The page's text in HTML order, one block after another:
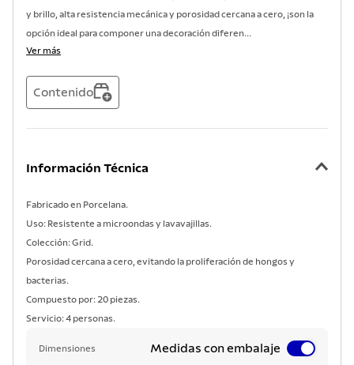
y brillo, alta resistencia mecánica y porosidad cercana a cero, ¡son la
opción ideal para componer una decoración diferen...
Ver más
Contenido
Información Técnica
Fabricado en Porcelana.
Uso: Resistente a microondas y lavavajillas.
Colección: Grid.
Porosidad cercana a cero, evitando la proliferación de hongos y
bacterias.
Compuesto por: 20 piezas.
Servicio: 4 personas.
Dimensiones Medidas con embalaje